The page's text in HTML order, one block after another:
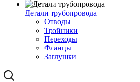
Детали трубопровода
Отводы
Тройники
Переходы
Фланцы
Заглушки